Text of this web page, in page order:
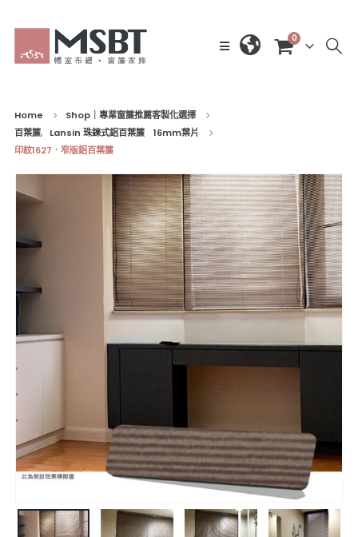
0
Home
Shop｜專業窗簾推薦客製化選擇
百葉簾, Lansin 珠鍊式鋁百葉簾 16mm葉片
印紋1627．窄版鋁百葉簾